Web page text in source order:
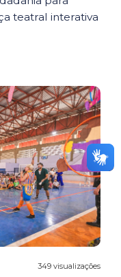
teatral interativa
349 visualizações